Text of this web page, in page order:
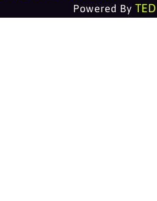
Powered By